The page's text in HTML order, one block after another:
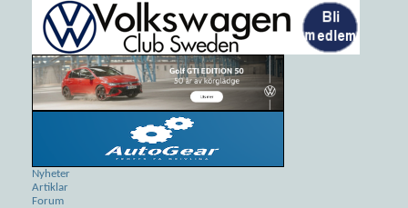
Nyheter
Artiklar
Forum